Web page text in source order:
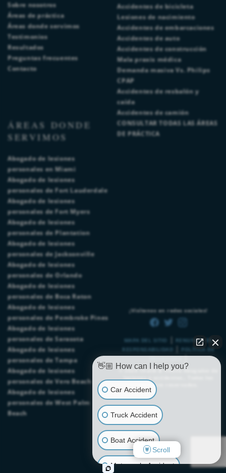
Sobre nosotros
Áreas de práctica
Áreas donde servimos
Testimonios
Resultados
Preguntas frecuentes
Contacto
Accidentes de bicicleta
Lesiones de nacimiento
Accidentes de embarcaciones
Accidentes de auto
Accidentes de construcción
Mala praxis médica
Demanda masiva Vs. Philips
CPAP
Accidentes de resbalón y
caída
Accidentes de camión
CONSULTAR TODAS LAS ÁREAS
DE PRÁCTICA
ÁREAS DONDE
SERVIMOS
Abogado de lesiones
personales en Miami
Abogado de lesiones
personales de Fort Lauderdale
Abogado de lesiones
personales de Fort Myers
Abogado de lesiones
personales de Plantation
Abogado de lesiones
personales de Jacksonville
Abogado de lesiones
personales de Orlando
Abogado de lesiones
personales de Boca Raton
Abogado de lesiones
personales de Pembroke Pines
Abogado de lesiones
personales de Sarasota
Abogado de lesiones
personales de Tampa
Abogado de lesiones
personales de Vero Beach
Abogado de lesiones
personales de West Palm
Beach
MAPA DEL SITIO
RENUNCIA DE
RESPONSABILIDAD
POLÍTICA DE
|
© 2026Chalik & Chalik Abogados de
derechos reservados.
¡Visítenos en redes sociales!
👋🏼 How can I help you?
Car Accident
Truck Accident
Boat Accident
Motorcycle Accident
Scroll